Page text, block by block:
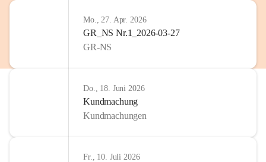
Mo., 27. Apr. 2026
GR_NS Nr.1_2026-03-27
GR-NS
Do., 18. Juni 2026
Kundmachung
Kundmachungen
Fr., 10. Juli 2026